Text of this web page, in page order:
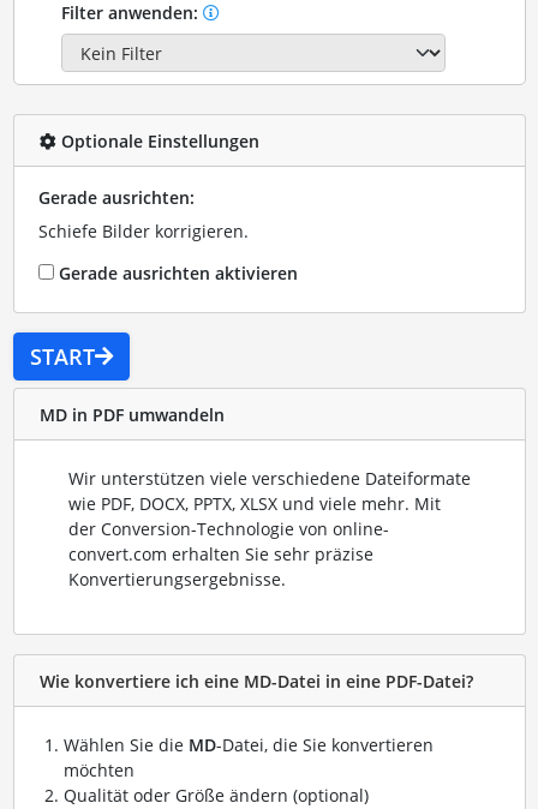
Filter anwenden:
Optionale Einstellungen
Gerade ausrichten:
Schiefe Bilder korrigieren.
Gerade ausrichten aktivieren
START
MD in PDF umwandeln
Wir unterstützen viele verschiedene Dateiformate
wie PDF, DOCX, PPTX, XLSX und viele mehr. Mit
der Conversion-Technologie von online-
convert.com erhalten Sie sehr präzise
Konvertierungsergebnisse.
Wie konvertiere ich eine MD-Datei in eine PDF-Datei?
Wählen Sie die MD-Datei, die Sie konvertieren
möchten
Qualität oder Größe ändern (optional)